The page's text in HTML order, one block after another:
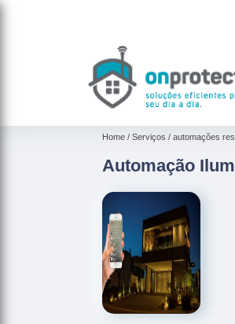
Home Serviços automações
Automação